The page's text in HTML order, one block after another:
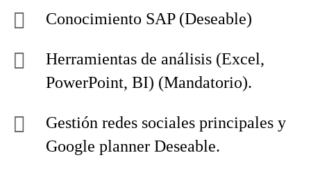
Conocimiento SAP (Deseable)
Herramientas de análisis (Excel,
PowerPoint, BI) (Mandatorio).
Gestión redes sociales principales y
Google planner Deseable.